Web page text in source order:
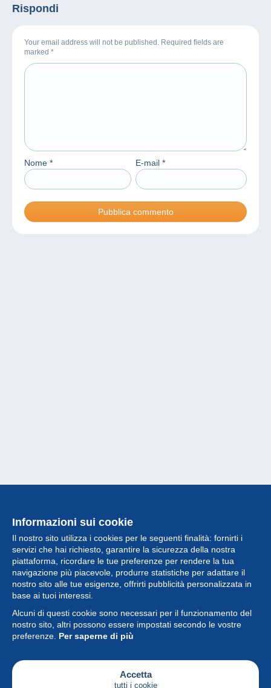
Rispondi
Your email address will not be published. Required fields are
marked *
Nome * E-mail *
Informazioni sui cookie
Il nostro sito utilizza i cookies per le seguenti finalità: fornirti i
servizi che hai richiesto, garantire la sicurezza della nostra
piattaforma, ricordare le tue preferenze per rendere la tua
navigazione più piacevole, produrre statistiche per adattare il
nostro sito alle tue esigenze, offrirti pubblicità personalizzata in
base ai tuoi interessi.
Alcuni di questi cookie sono necessari per il funzionamento del
nostro sito, altri possono essere impostati secondo le vostre
preferenze. Per saperne di più
Accetta
tutti i cookie
Collezione
Novità
Funzione
Società